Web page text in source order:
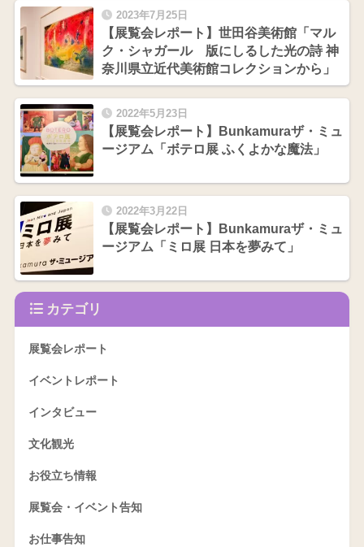
2023年7月25日
【展覧会レポート】世田谷美術館「マル
ク・シャガール 版にしるした光の詩 神
奈川県立近代美術館コレクションから」
2022年5月23日
【展覧会レポート】Bunkamuraザ・ミュ
ージアム「ボテロ展 ふくよかな魔法」
2022年3月22日
【展覧会レポート】Bunkamuraザ・ミュ
ージアム「ミロ展 日本を夢みて」
カテゴリ
展覧会レポート
イベントレポート
インタビュー
文化観光
お役立ち情報
展覧会・イベント告知
お仕事告知